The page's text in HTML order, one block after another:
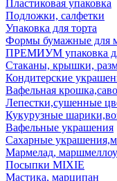
Пластиковая упаковка
Подложки, салфетки
Упаковка для торта
Формы бумажные для
ПРЕМИУМ упаковка
Стаканы, крышки,
Кондитерские
Вафельная
Лепестки,сушенные
Кукурузные
Вафельные украшения
Сахарные
Мармелад, маршмеллоу
Посыпки MIXIE
Мастика, марципан